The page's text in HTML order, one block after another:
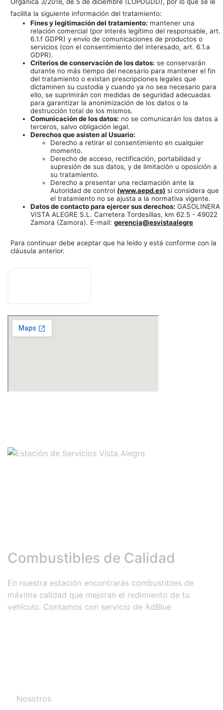
facilita la siguiente información del tratamiento:
Fines y legitimación del tratamiento: mantener una
relación comercial (por interés legítimo del responsable, art.
6.1.f GDPR) y envío de comunicaciones de productos o
servicios (con el consentimiento del interesado, art. 6.1.a
GDPR).
Criterios de conservación de los datos: se conservarán
durante no más tiempo del necesario para mantener el fin
del tratamiento o existan prescripciones legales que
dictaminen su custodia y cuando ya no sea necesario para
ello, se suprimirán con medidas de seguridad adecuadas
para garantizar la anonimización de los datos o la
destrucción total de los mismos.
Comunicación de los datos: no se comunicarán los datos a
terceros, salvo obligación legal.
Derechos que asisten al Usuario:
Derecho a retirar el consentimiento en cualquier
momento.
Derecho de acceso, rectificación, portabilidad y
supresión de sus datos, y de limitación u oposición a
su tratamiento.
Derecho a presentar una reclamación ante la
Autoridad de control (www.aepd.es) si considera que
el tratamiento no se ajusta a la normativa vigente.
Datos de contacto para ejercer sus derechos: GASOLINERA
VISTA ALEGRE S.L. Carretera Tordesillas, km 62.5 - 49022
Zamora (Zamora). E-mail: gerencia@esvistaalegre
Para continuar debe aceptar que ha leído y está conforme con la
cláusula anterior.
Combustibles de Calidad
En nuestra estación encontrarás combustibles de
máxima calidad que mejoran el redimiento de tu
vehículo. Contamos con servicio de AdBlue
Nosotros